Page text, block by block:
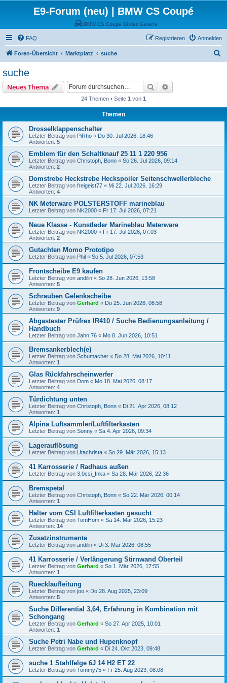
E9-Forum (neu) | BMW CS Coupé
BMW CS Coupe Bilder Galerie
FAQ Anmelden
Registrieren
Foren-Übersicht Marktplatz suche
suche
Neues Thema Suche
24 Themen • Seite 1 von 1
Themen
Drosselklappenschalter
Letzter Beitrag von PiRho « Do 30. Jul 2026, 18:46
Antworten: 5
Emblem für den Schaltknauf 25 11 1 220 956
Letzter Beitrag von Christoph, Bonn « So 26. Jul 2026, 09:14
Antworten: 2
Domstrebe Heckstrebe Heckspoiler Seitenschwellerbleche
Letzter Beitrag von freigeist77 « Mi 22. Jul 2026, 16:29
Antworten: 4
NK Meterware POLSTERSTOFF marineblau
Letzter Beitrag von NK2000 « Fr 17. Jul 2026, 07:21
Neue Klasse - Kunstleder Marineblau Meterware
Letzter Beitrag von NK2000 « Fr 17. Jul 2026, 07:03
Antworten: 2
Gutachten Momo Prototipo
Letzter Beitrag von Phil « So 5. Jul 2026, 07:53
Frontscheibe E9 kaufen
Letzter Beitrag von andilin « So 28. Jun 2026, 13:58
Antworten: 5
Schrauben Gelenkscheibe
Letzter Beitrag von Gerhard « Do 25. Jun 2026, 08:58
Antworten: 9
Abgastester Prüfrex IR410 / Suche Bedienungsanleitung /
Handbuch
Letzter Beitrag von Jahn 76 « Mo 8. Jun 2026, 10:51
Bremsankerblech(e)
Letzter Beitrag von Schumacher « Do 28. Mai 2026, 10:11
Antworten: 1
Glas Rückfahrscheinwerfer
Letzter Beitrag von Dom « Mo 18. Mai 2026, 08:17
Antworten: 4
Türdichtung unten
Letzter Beitrag von Christoph, Bonn « Di 21. Apr 2026, 08:12
Antworten: 1
Alpina Luftsammler/Luftfilterkasten
Letzter Beitrag von Sonny « Sa 4. Apr 2026, 09:34
Lagerauflösung
Letzter Beitrag von Utachrista « So 29. Mär 2026, 15:13
41 Karrosserie / Radhaus außen
Letzter Beitrag von 3,0csi_Inka « Sa 28. Mär 2026, 22:36
Bremspetal
Letzter Beitrag von Christoph, Bonn « So 22. Mär 2026, 00:14
Antworten: 1
Halter vom CSI Luftfilterkasten gesucht
Letzter Beitrag von TomHom « Sa 14. Mär 2026, 15:23
Antworten: 14
Zusatzinstrumente
Letzter Beitrag von andilin « Di 3. Mär 2026, 08:55
41 Karrosserie / Verlängerung Stirnwand Oberteil
Letzter Beitrag von Gerhard « So 1. Mär 2026, 17:55
Antworten: 1
Ruecklaufleitung
Letzter Beitrag von joo « Do 28. Aug 2025, 23:09
Antworten: 5
Suche Differential 3,64, Erfahrung in Kombination mit
Schongang
Letzter Beitrag von Gerhard « So 27. Apr 2025, 10:01
Antworten: 1
Suche Petri Nabe und Hupenknopf
Letzter Beitrag von Gerhard « Di 24. Okt 2023, 09:48
suche 1 Stahlfelge 6J 14 H2 ET 22
Letzter Beitrag von Tommy75 « Fr 25. Aug 2023, 08:08